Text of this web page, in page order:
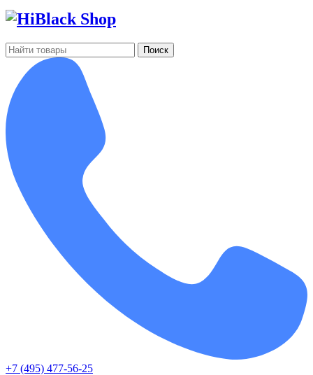
Поиск
+7 (495) 477-56-25